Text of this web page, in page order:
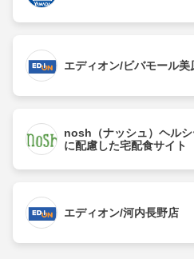
エディオン/ビバモール美
nosh（ナッシュ）ヘル
に配慮した宅配食サイト
エディオン/河内長野店